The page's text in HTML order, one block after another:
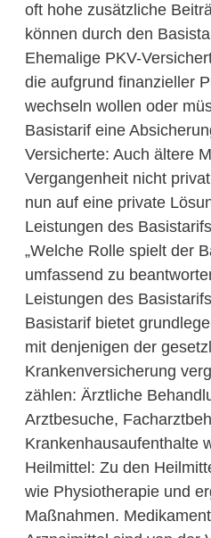
oft hohe zusätzliche
können durch den
Ehemalige PKV-
die aufgrund finanzieller
wechseln wollen oder
Basistarif eine
Versicherte: Auch ältere
Vergangenheit nicht
nun auf eine private
Leistungen des
„Welche Rolle spielt der
umfassend zu
Leistungen des
Basistarif bietet
mit denjenigen der
Krankenversicherung
zählen: Ärztliche
Arztbesuche,
Krankenhausaufenthalte
Heilmittel: Zu den
wie Physiotherapie und
Maßnahmen.